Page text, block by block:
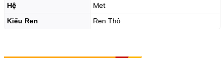
Hệ
Met
Kiểu Ren Ren Thô